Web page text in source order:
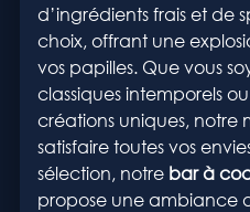
d’ingrédients frais et de
choix, offrant une
vos papilles. Que vous
classiques intemporels
créations uniques, notre
satisfaire toutes vos
sélection, notre bar à
propose une ambiance